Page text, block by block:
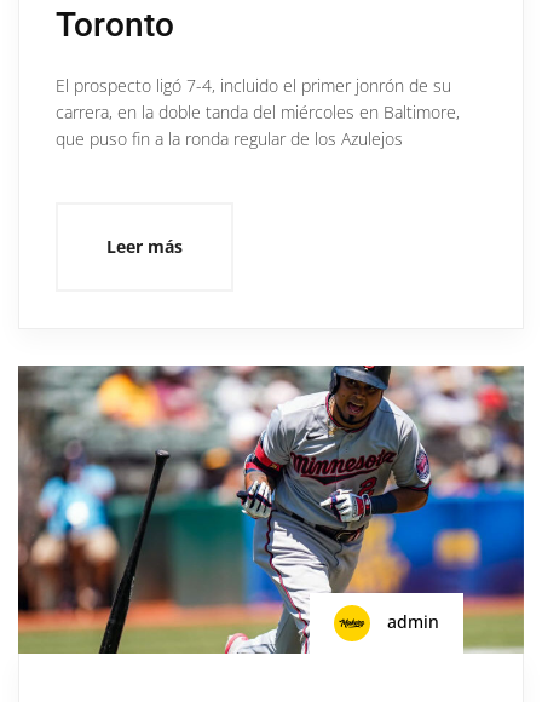
Toronto
El prospecto ligó 7-4, incluido el primer jonrón de su
carrera, en la doble tanda del miércoles en Baltimore,
que puso fin a la ronda regular de los Azulejos
Leer más
admin